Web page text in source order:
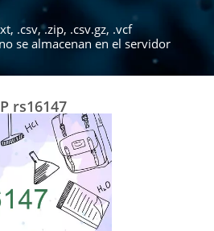
.csv, .zip, .csv.gz, .vcf
se almacenan en el servidor
rs16147